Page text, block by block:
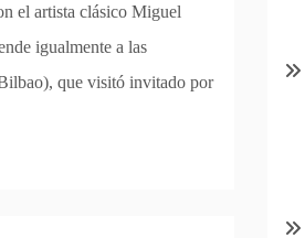
el artista clásico Miguel
igualmente a las
que visitó invitado por